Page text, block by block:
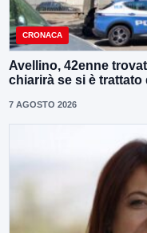
CRONACA
Avellino, 42enne
chiarirà se si è trattato
7 AGOSTO 2026